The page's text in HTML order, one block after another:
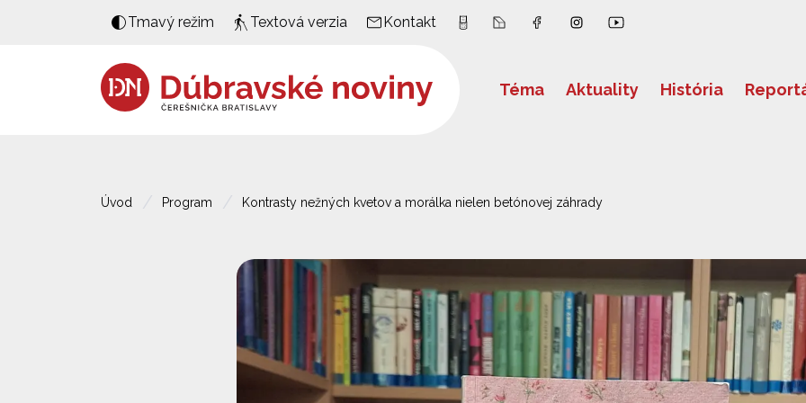
Tmavý režim Textová verzia Kontakt
Téma Aktuality História
Úvod Program Kontrasty nežných kvetov a morálka nielen betónovej záhrady